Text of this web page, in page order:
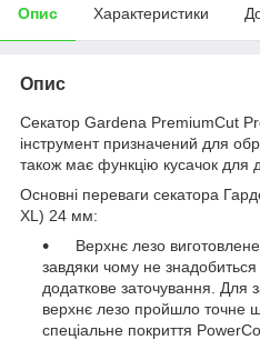
Опис Характеристики
Опис
Секатор Gardena PremiumCut
інструмент призначений для
також має функцію кусачок для
Основні переваги секатора
XL) 24 мм:
Верхнє лезо виготовлене
завдяки чому не
додаткове заточування. Для
верхнє лезо пройшло точне
спеціальне покриття